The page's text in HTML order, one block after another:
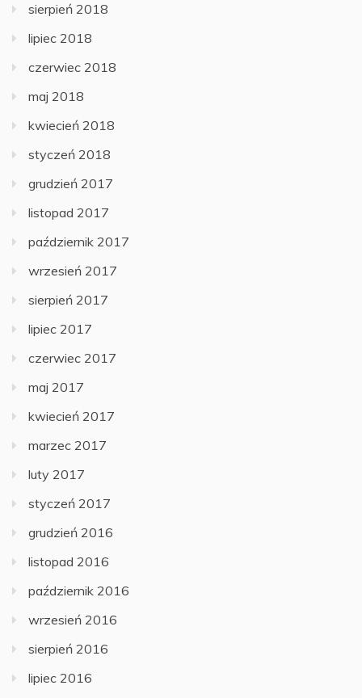
sierpień 2018
lipiec 2018
czerwiec 2018
maj 2018
kwiecień 2018
styczeń 2018
grudzień 2017
listopad 2017
październik 2017
wrzesień 2017
sierpień 2017
lipiec 2017
czerwiec 2017
maj 2017
kwiecień 2017
marzec 2017
luty 2017
styczeń 2017
grudzień 2016
listopad 2016
październik 2016
wrzesień 2016
sierpień 2016
lipiec 2016